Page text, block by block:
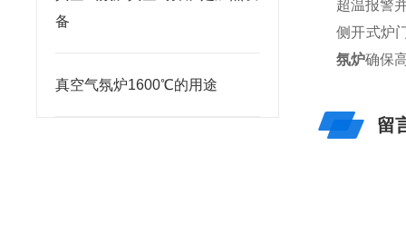
备
真空气氛炉1600℃的用途
超温报警
侧开式炉
氛炉确保
留